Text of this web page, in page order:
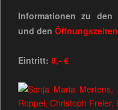
Informationen zu den
und den Öffnungszeiten
Eintritt: 8,- €